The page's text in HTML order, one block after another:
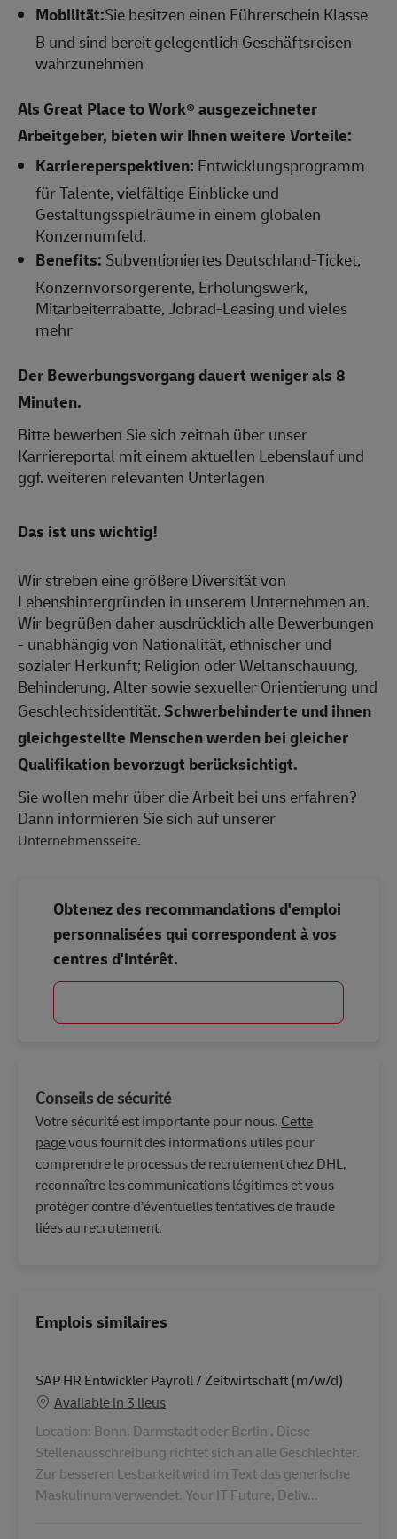
Mobilität:Sie besitzen einen Führerschein Klasse
B und sind bereit gelegentlich Geschäftsreisen
wahrzunehmen
Als Great Place to Work® ausgezeichneter
Arbeitgeber, bieten wir Ihnen weitere Vorteile:
Karriereperspektiven: Entwicklungsprogramm
für Talente, vielfältige Einblicke und
Gestaltungsspielräume in einem globalen
Konzernumfeld.
Benefits: Subventioniertes Deutschland-Ticket,
Konzernvorsorgerente, Erholungswerk,
Mitarbeiterrabatte, Jobrad-Leasing und vieles
mehr
Der Bewerbungsvorgang dauert weniger als 8
Minuten.
Bitte bewerben Sie sich zeitnah über unser
Karriereportal mit einem aktuellen Lebenslauf und
ggf. weiteren relevanten Unterlagen
Das ist uns wichtig!
Wir streben eine größere Diversität von
Lebenshintergründen in unserem Unternehmen an.
Wir begrüßen daher ausdrücklich alle Bewerbungen
- unabhängig von Nationalität, ethnischer und
sozialer Herkunft; Religion oder Weltanschauung,
Behinderung, Alter sowie sexueller Orientierung und
Geschlechtsidentität.Schwerbehinderte und ihnen
gleichgestellte Menschen werden bei gleicher
Qualifikation bevorzugt berücksichtigt.
Sie wollen mehr über die Arbeit bei uns erfahren?
Dann informieren Sie sich auf unserer
Unternehmensseite.
Obtenez des recommandations d'emploi
personnalisées qui correspondent à vos
centres d'intérêt.
Conseils de sécurité
Votre sécurité est importante pour nous. Cette
pagevous fournit des informations utiles pour
comprendre le processus de recrutement chez DHL,
reconnaître les communications légitimes et vous
protéger contre d’éventuelles tentatives de fraude
liées au recrutement.
Emplois similaires
SAP HR Entwickler Payroll / Zeitwirtschaft (m/w/d)
Available in 3 lieus
Location: Bonn, Darmstadt oder Berlin . Diese
Stellenausschreibung richtet sich an alle Geschlechter.
Zur besseren Lesbarkeit wird im Text das generische
Maskulinum verwendet. Your IT Future, Deliv...